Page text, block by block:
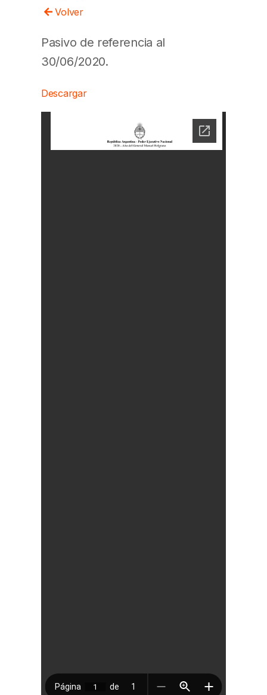
Volver
Pasivo de referencia al
30/06/2020.
Descargar